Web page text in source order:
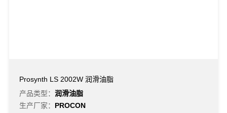
Prosynth LS 2002W 润滑油脂
产品类型： 润滑油脂
生产厂家： PROCON